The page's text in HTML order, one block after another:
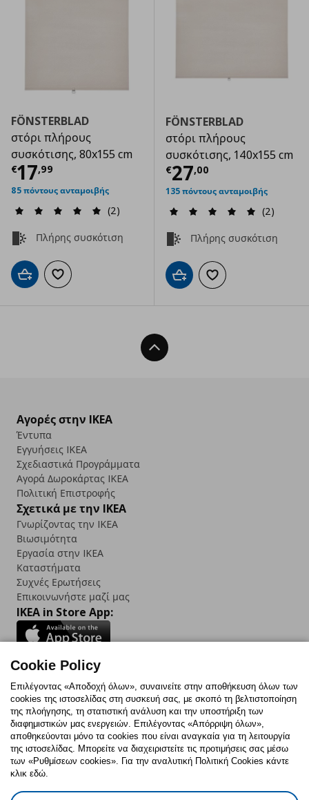
FÖNSTERBLAD
στόρι πλήρους
συσκότισης, 80x155 cm
€17,99
Τρέχουσα τιμή € 17,99
85 πόντους ανταμοιβής
(2)
Πλήρης συσκότιση
Προσθήκη στο καλάθι
Προσθήκη στα αγαπημένα
FÖNSTERBLAD
στόρι πλήρους
συσκότισης, 140x155 cm
€27,00
Τρέχουσα
135 πόντους ανταμοιβής
(2)
Πλήρης συσκότιση
Προσθήκη στο καλάθι
Προσθήκη στα
Back To Top
Αγορές στην IKEA
Έντυπα
Εγγυήσεις IKEA
Σχεδιαστικά Προγράμματα
Αγορά Δωρoκάρτας IKEA
Πολιτική Επιστροφής
Σχετικά με την IKEA
Γνωρίζοντας την IKEA
Βιωσιμότητα
Εργασία στην IKEA
Καταστήματα
Συχνές Ερωτήσεις
Επικοινωνήστε μαζί μας
IKEA in Store App:
Follow us:
FacebookInstagram
TikTokYoutubePinterestTwitter
Πολιτική CookiesΔήλωση ψηφιακής προσβασιμότητας
Cookie Policy
Επιλέγοντας «Αποδοχή όλων», συναινείτε στην αποθήκευση όλων των
cookies της ιστοσελίδας στη συσκευή σας, με σκοπό τη βελτιστοποίηση
της πλοήγησης, τη στατιστική ανάλυση και την υποστήριξη των
διαφημιστικών μας ενεργειών. Επιλέγοντας «Απόρριψη όλων»,
αποθηκεύονται μόνο τα cookies που είναι αναγκαία για τη λειτουργία
της ιστοσελίδας. Μπορείτε να διαχειριστείτε τις προτιμήσεις σας μέσω
των «Ρυθμίσεων cookies». Για την αναλυτική Πολιτική Cookies κάντε
κλικ εδώ.